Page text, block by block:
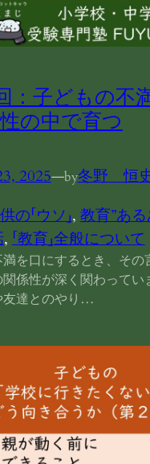
：子どもの不
の中で育つ
2025—by冬野 恒
の「ウソ」, 教育”あ
, 「教育」全般について
を口にするとき、その
係性が深く関わってい
友達とのやり…